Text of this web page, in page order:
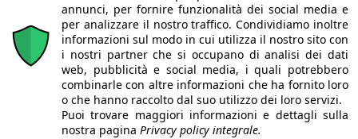
Chi siamo Autori Per la tua pubblicità
Iscriviti alla
newsletter
annunci, per fornire funzionalità dei social media e
per analizzare il nostro traffico. Condividiamo inoltre
informazioni sul modo in cui utilizza il nostro sito con
i nostri partner che si occupano di analisi dei dati
web, pubblicità e social media, i quali potrebbero
combinarle con altre informazioni che ha fornito loro
o che hanno raccolto dal suo utilizzo dei loro servizi.
Puoi trovare maggiori informazioni e dettagli sulla
nostra pagina Privacy policy integrale.